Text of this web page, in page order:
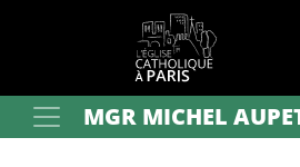
Votre rechercheMGR MICHEL
Panneau de gestion des cookies